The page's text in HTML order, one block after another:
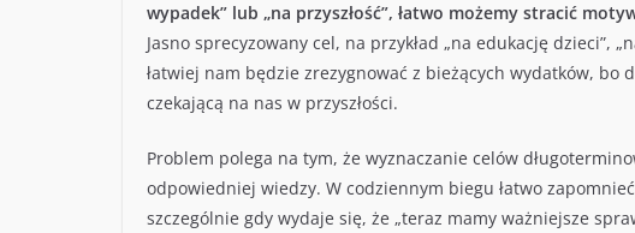
wypadek” lub „na przyszłość”, łatwo możemy stracić
Jasno sprecyzowany cel, na przykład „na edukację dzieci”,
łatwiej nam będzie zrezygnować z bieżących wydatków, bo
czekającą na nas w przyszłości.
Problem polega na tym, że wyznaczanie celów
odpowiedniej wiedzy. W codziennym biegu łatwo
szczególnie gdy wydaje się, że „teraz mamy ważniejsze